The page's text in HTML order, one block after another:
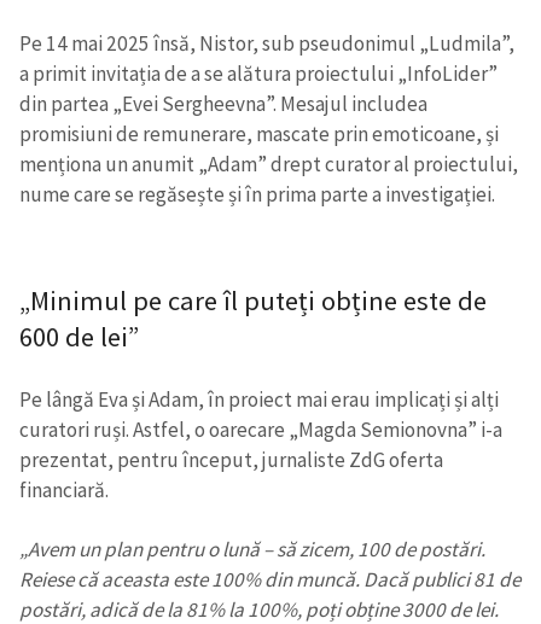
Pe 14 mai 2025 însă, Nistor, sub pseudonimul „Ludmila”,
a primit invitația de a se alătura proiectului „InfoLider”
din partea „Evei Sergheevna”. Mesajul includea
promisiuni de remunerare, mascate prin emoticoane, și
menționa un anumit „Adam” drept curator al proiectului,
nume care se regăsește și în prima parte a investigației.
„Minimul pe care îl puteți obține este de
600 de lei”
Pe lângă Eva și Adam, în proiect mai erau implicați și alți
curatori ruși. Astfel, o oarecare „Magda Semionovna” i-a
prezentat, pentru început, jurnaliste ZdG oferta
financiară.
„Avem un plan pentru o lună – să zicem, 100 de postări.
Reiese că aceasta este 100% din muncă. Dacă publici 81 de
postări, adică de la 81% la 100%, poți obține 3000 de lei.